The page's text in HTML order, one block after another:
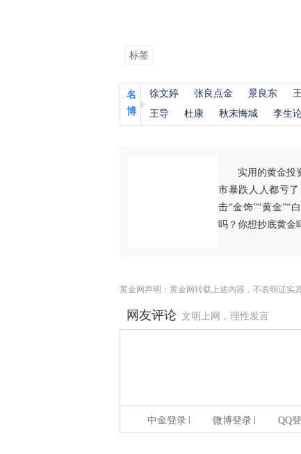
标签
名
博
徐文婷 张良点金 景良东
王导
杜康 秋末悔城 李生
实用的黄金投
市暴跌人人都亏
击“金饰”“黄金”“
吗？你想抄底黄金
黄金网声明：黄金网转载上述内容，不表明证实
网友评论 文明上网，理性发言
中金登录 微博登录 QQ